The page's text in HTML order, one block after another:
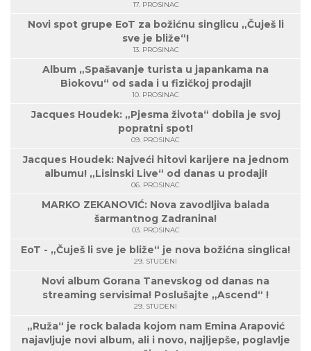
17. PROSINAC
Novi spot grupe EoT za božićnu singlicu „Čuješ li
sve je bliže“!
13. PROSINAC
Album „Spašavanje turista u japankama na
Biokovu“ od sada i u fizičkoj prodaji!
10. PROSINAC
Jacques Houdek: „Pjesma života“ dobila je svoj
popratni spot!
09. PROSINAC
Jacques Houdek: Najveći hitovi karijere na jednom
albumu! „Lisinski Live“ od danas u prodaji!
06. PROSINAC
MARKO ZEKANOVIĆ: Nova zavodljiva balada
šarmantnog Zadranina!
03. PROSINAC
EoT - „Čuješ li sve je bliže“ je nova božićna singlica!
29. STUDENI
Novi album Gorana Tanevskog od danas na
streaming servisima! Poslušajte „Ascend“ !
29. STUDENI
„Ruža“ je rock balada kojom nam Emina Arapović
najavljuje novi album, ali i novo, najljepše, poglavlje